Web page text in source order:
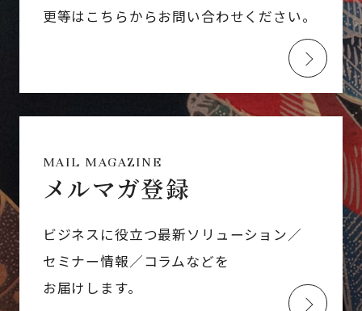
更等はこちらからお問い合わせください。
MAIL MAGAZINE
メルマガ登録
ビジネスに役立つ最新ソリューション／
セミナー情報／コラムなどを
お届けします。